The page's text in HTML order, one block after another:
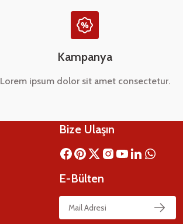
Kampanya
Lorem ipsum dolor sit amet consectetur.
Bize Ulaşın
E-Bülten